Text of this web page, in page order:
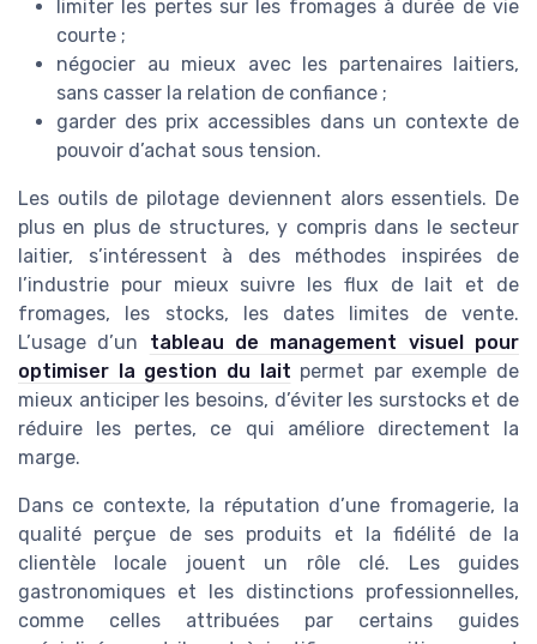
limiter les pertes sur les fromages à durée de vie
courte ;
négocier au mieux avec les partenaires laitiers,
sans casser la relation de confiance ;
garder des prix accessibles dans un contexte de
pouvoir d’achat sous tension.
Les outils de pilotage deviennent alors essentiels. De
plus en plus de structures, y compris dans le secteur
laitier, s’intéressent à des méthodes inspirées de
l’industrie pour mieux suivre les flux de lait et de
fromages, les stocks, les dates limites de vente.
L’usage d’un tableau de management visuel pour
optimiser la gestion du lait permet par exemple de
mieux anticiper les besoins, d’éviter les surstocks et de
réduire les pertes, ce qui améliore directement la
marge.
Dans ce contexte, la réputation d’une fromagerie, la
qualité perçue de ses produits et la fidélité de la
clientèle locale jouent un rôle clé. Les guides
gastronomiques et les distinctions professionnelles,
comme celles attribuées par certains guides